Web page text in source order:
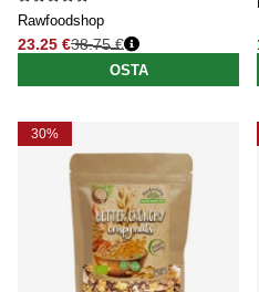
Rawfoodshop
23.25 €
Normaali hinta
38.75 €
OSTA
30%